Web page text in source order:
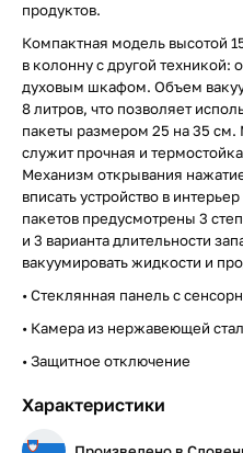
продуктов.
Компактная модель высотой
в колонну с другой техникой:
духовым шкафом. Объем
8 литров, что позволяет
пакеты размером 25 на 35
служит прочная и
Механизм открывания
вписать устройство в
пакетов предусмотрены 3
и 3 варианта длительности
вакуумировать жидкости и
• Стеклянная панель с
• Камера из нержавеющей
• Защитное отключение
Характеристики